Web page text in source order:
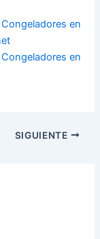
en
en
SIGUIENTE